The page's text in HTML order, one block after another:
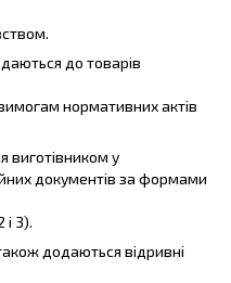
до товарів
нормативних актів
виготівником у
документів за формами
3).
додаються відривні